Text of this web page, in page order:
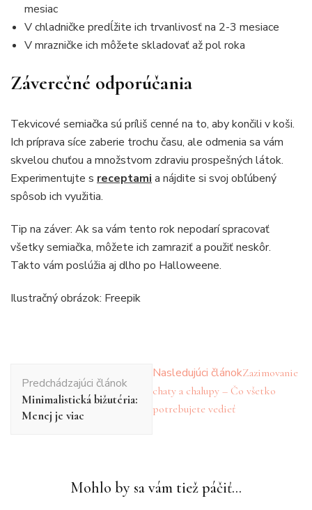
mesiac
V chladničke predĺžite ich trvanlivosť na 2-3 mesiace
V mrazničke ich môžete skladovať až pol roka
Záverečné odporúčania
Tekvicové semiačka sú príliš cenné na to, aby končili v koši.
Ich príprava síce zaberie trochu času, ale odmenia sa vám
skvelou chuťou a množstvom zdraviu prospešných látok.
Experimentujte s receptami a nájdite si svoj obľúbený
spôsob ich využitia.
Tip na záver: Ak sa vám tento rok nepodarí spracovať
všetky semiačka, môžete ich zamraziť a použiť neskôr.
Takto vám poslúžia aj dlho po Halloweene.
Ilustračný obrázok: Freepik
článku
Predchádzajúci článok
Minimalistická bižutéria:
Menej je viac
Nasledujúci článokZazimovanie
chaty a chalupy – Čo všetko
potrebujete vedieť
Mohlo by sa vám tiež páčiť...